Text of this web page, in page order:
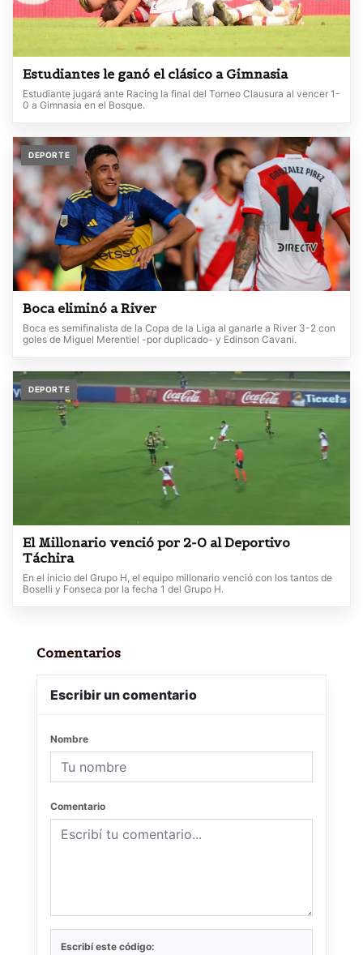
Estudiantes le ganó el clásico a Gimnasia
Estudiante jugará ante Racing la final del Torneo Clausura al vencer 1-
0 a Gimnasia en el Bosque.
DEPORTE
Boca eliminó a River
Boca es semifinalista de la Copa de la Liga al ganarle a River 3-2 con
goles de Miguel Merentiel -por duplicado- y Edinson Cavani.
DEPORTE
El Millonario venció por 2-0 al Deportivo
Táchira
En el inicio del Grupo H, el equipo millonario venció con los tantos de
Boselli y Fonseca por la fecha 1 del Grupo H.
Comentarios
Escribir un comentario
Nombre
Comentario
Escribí este código: